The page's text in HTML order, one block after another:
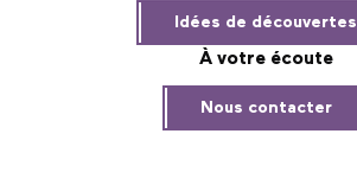
Idées de découvertes
À votre écoute
Nous contacter